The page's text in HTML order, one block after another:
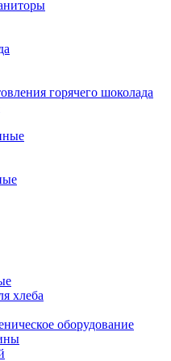
горячего шоколада
хлеба
оборудование